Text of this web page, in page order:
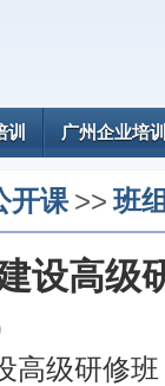
训 广州企业培
开课 >> 班
设高级
高级研修班